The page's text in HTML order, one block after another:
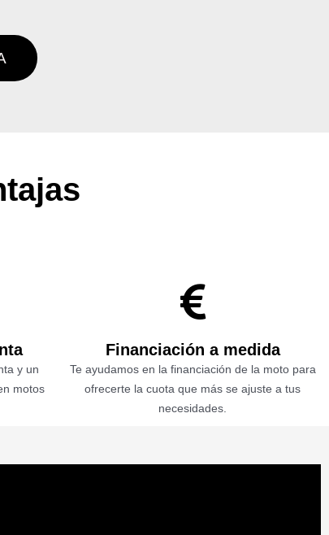
y un
motos
Financiación a medida
Te ayudamos en la financiación de la moto para
ofrecerte la cuota que más se ajuste a tus
necesidades.